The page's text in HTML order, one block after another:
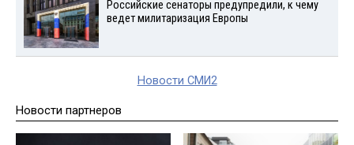
Российские сенаторы предупредили, к чему
ведет милитаризация Европы
Новости СМИ2
Новости партнеров